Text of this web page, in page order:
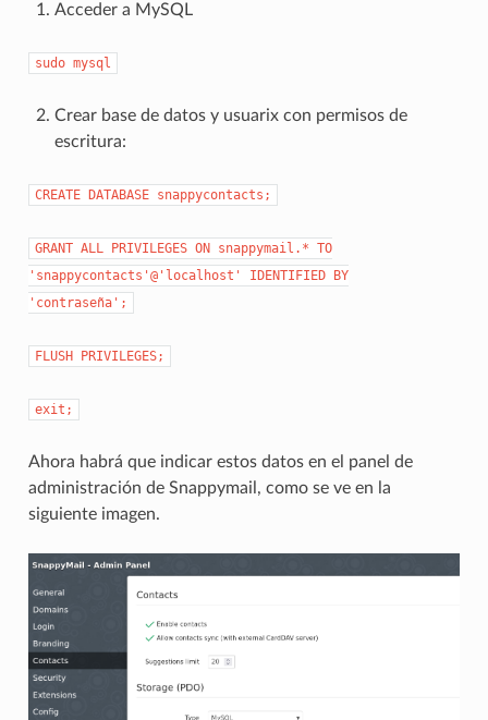
Acceder a MySQL
sudo mysql
Crear base de datos y usuarix con permisos de
escritura:
CREATE DATABASE snappycontacts;
GRANT ALL PRIVILEGES ON snappymail.* TO
'snappycontacts'@'localhost'
IDENTIFIED
BY
'contraseña';
FLUSH PRIVILEGES;
exit;
Ahora habrá que indicar estos datos en el panel de
administración de Snappymail, como se ve en la
siguiente imagen.